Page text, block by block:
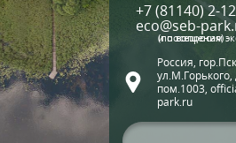
+7 (81140) 2-
eco@seb-
(по вопросам экскурсий и посещения)
Россия,
ул.М.Горького,
пом.1003,
park.ru